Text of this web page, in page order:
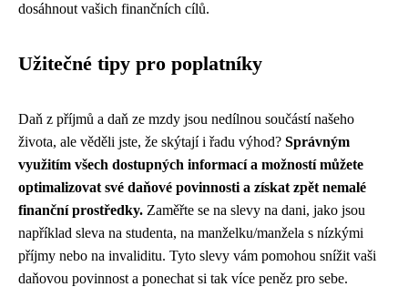
dosáhnout vašich finančních cílů.
Užitečné tipy pro poplatníky
Daň z příjmů a daň ze mzdy jsou nedílnou součástí našeho
života, ale věděli jste, že skýtají i řadu výhod? Správným
využitím všech dostupných informací a možností můžete
optimalizovat své daňové povinnosti a získat zpět nemalé
finanční prostředky. Zaměřte se na slevy na dani, jako jsou
například sleva na studenta, na manželku/manžela s nízkými
příjmy nebo na invaliditu. Tyto slevy vám pomohou snížit vaši
daňovou povinnost a ponechat si tak více peněz pro sebe.